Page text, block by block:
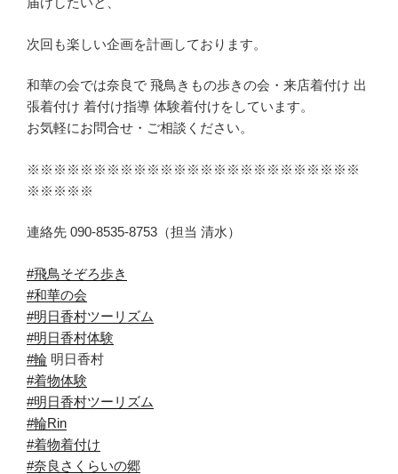
次回も楽しい企画を計画しております。
和華の会では奈良で 飛鳥きもの歩きの会・来店着付け 出
張着付け 着付け指導 体験着付けをしています。
お気軽にお問合せ・ご相談ください。
※※※※※※※※※※※※※※※※※※※※※※※※※
※※※※※
連絡先 090-8535-8753（担当 清水）
#飛鳥そぞろ歩き
#和華の会
#明日香村ツーリズム
#明日香村体験
#輪 明日香村
#着物体験
#明日香村ツーリズム
#輪Rin
#着物着付け
#奈良さくらいの郷